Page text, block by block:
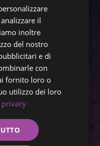
il
inoltre
del nostro
e di
con
fornito loro o
utilizzo dei loro